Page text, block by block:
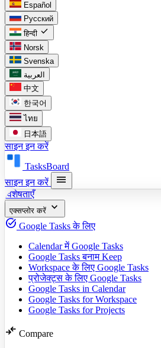
Español
Русский
हिन्दी check
Norsk
Svenska
العربية
中文
한국어
ไทย
日本語
साइन इन करें
TasksBoard
साइन इन करें
menu
विशेषताएँ
एक्सप्लोर करें expand_more
task_alt Google Tasks के लिए
Calendar में Google Tasks
Google Tasks बनाम Keep
Workspace के लिए Google Tasks
प्रोजेक्ट्स के लिए Google Tasks
Google Tasks in Calendar
Google Tasks for Workspace
Google Tasks for Projects
compare_arrows Compare